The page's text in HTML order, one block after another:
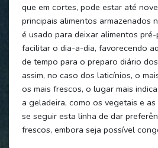
que em cortes, pode estar até
principais alimentos armazenados
é usado para deixar alimentos
facilitar o dia-a-dia, favorecendo
de tempo para o preparo diário
assim, no caso dos laticínios, o
os mais frescos, o lugar mais
a geladeira, como os vegetais e
se seguir esta linha de dar
frescos, embora seja possível